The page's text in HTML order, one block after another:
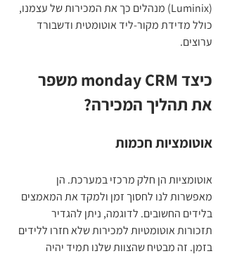
(Luminix) מנהלים כך את המכירות של עצמנו,
כולל מדידת מקור-ליד אוטומטית ודשבורד
ערוצים.
כיצד monday CRM משפר
את תהליך המכירה?
אוטומציות חכמות
אוטומציות הן חלק מרכזי במערכת. הן
מאפשרות לנו לחסוך זמן ולמקד את המאמצים
בלידים החשובים. לדוגמה, ניתן להגדיר
תזכורות אוטומטיות למכירות שלא חזרו ללידים
בזמן. זה מבטיח שהצוות שלנו תמיד יהיה